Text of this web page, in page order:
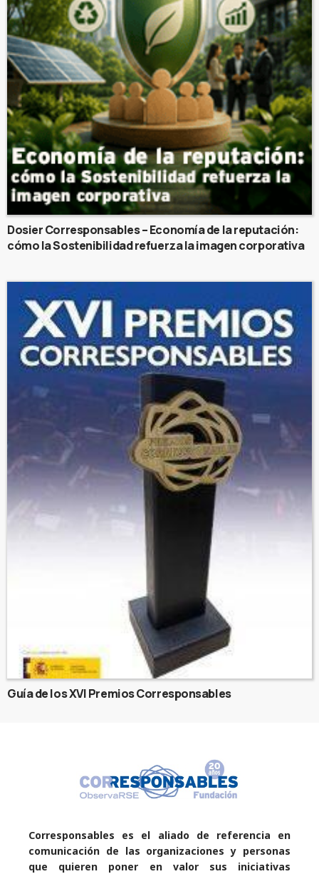
Dosier Corresponsables – Economía de la reputación:
cómo la Sostenibilidad refuerza la imagen corporativa
Guía de los XVI Premios Corresponsables
Corresponsables es el aliado de referencia en
comunicación de las organizaciones y personas
que quieren poner en valor sus iniciativas